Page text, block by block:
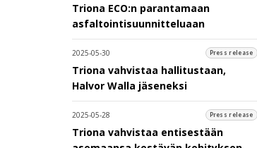
Triona ECO:n parantamaan
asfaltointisuunnitteluaan
2025-05-30 Press release
Triona vahvistaa hallitustaan,
Halvor Walla jäseneksi
2025-05-28 Press release
Triona vahvistaa entisestään